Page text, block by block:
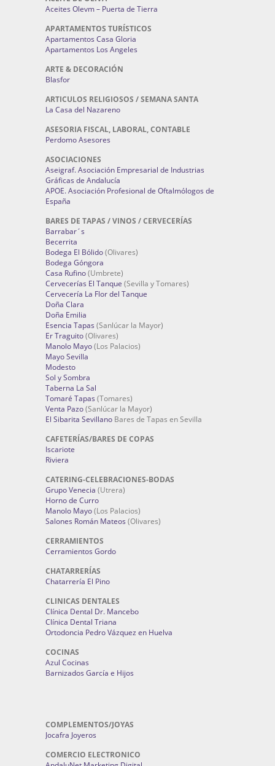
Aceites Olevm – Puerta de Tierra
APARTAMENTOS TURÍSTICOS
Apartamentos Casa Gloria
Apartamentos Los Angeles
ARTE & DECORACIÓN
Blasfor
ARTICULOS RELIGIOSOS / SEMANA SANTA
La Casa del Nazareno
ASESORIA FISCAL, LABORAL, CONTABLE
Perdomo Asesores
ASOCIACIONES
Aseigraf. Asociación Empresarial de Industrias
Gráficas de Andalucía
APOE. Asociación Profesional de Oftalmólogos de
España
BARES DE TAPAS / VINOS / CERVECERÍAS
Barrabar´s
Becerrita
Bodega El Bólido(Olivares)
Bodega Góngora
Casa Rufino(Umbrete)
Cervecerías El Tanque (Sevilla y Tomares)
Cervecería La Flor del Tanque
Doña Clara
Doña Emilia
Esencia Tapas (Sanlúcar la Mayor)
Er Traguito(Olivares)
Manolo Mayo(Los Palacios)
Mayo Sevilla
Modesto
Sol y Sombra
Taberna La Sal
Tomaré Tapas (Tomares)
Venta Pazo(Sanlúcar la Mayor)
El Sibarita Sevillano Bares de Tapas en Sevilla
CAFETERÍAS/BARES DE COPAS
Iscariote
Riviera
CATERING-CELEBRACIONES-BODAS
Grupo Venecia (Utrera)
Horno de Curro
Manolo Mayo(Los Palacios)
Salones Román Mateos (Olivares)
CERRAMIENTOS
Cerramientos Gordo
CHATARRERÍAS
Chatarrería El Pino
CLINICAS DENTALES
Clínica Dental Dr. Mancebo
Clínica Dental Triana
Ortodoncia Pedro Vázquez en Huelva
COCINAS
Azul Cocinas
Barnizados García e Hijos
COMPLEMENTOS/JOYAS
Jocafra Joyeros
COMERCIO ELECTRONICO